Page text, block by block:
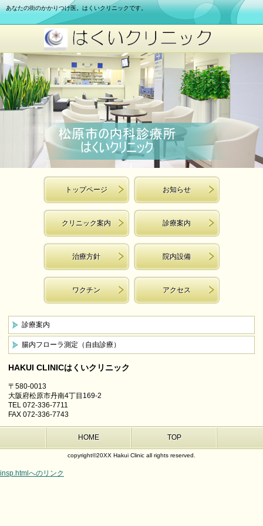
あなたの街のかかりつけ医。はくいクリニックです。
トップページ お知らせ
クリニック案内 診療案内
治療方針 院内設備
ワクチン アクセス
診療案内
腸内フローラ測定（自由診療）
HAKUI CLINICはくいクリニック
〒580-0013
大阪府松原市丹南4丁目169-2
TEL 072-336-7711
FAX 072-336-7743
HOME TOP
copyright©20XX Hakui Clinic all rights reserved.
insp.htmlへのリンク